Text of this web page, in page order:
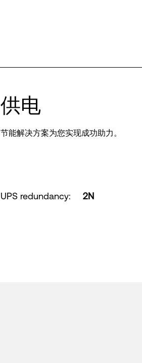
供电
节能解决方案为您实现成功助力。
UPS redundancy: 2N